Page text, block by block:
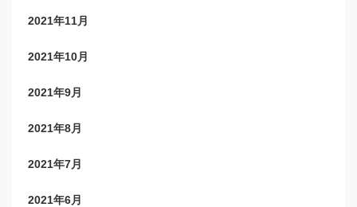
2021年11月
2021年10月
2021年9月
2021年8月
2021年7月
2021年6月